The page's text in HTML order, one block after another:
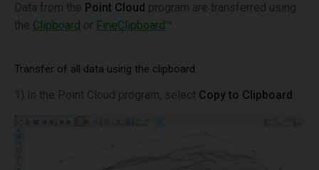
Data from the Point Cloud program are transferred using
the Clipboard or FineClipboard
Transfer of all data using the clipboard.
1) In the Point Cloud program, select Copy to Clipboard